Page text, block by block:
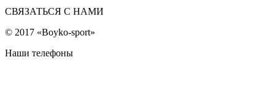
СВЯЗАТЬСЯ С НАМИ
© 2017 «Boyko-sport»
Наши телефоны